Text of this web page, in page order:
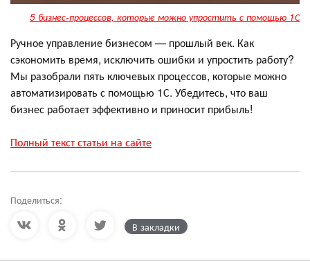
5 бизнес-процессов, которые можно упростить с помощью 1С
Ручное управление бизнесом — прошлый век. Как
сэкономить время, исключить ошибки и упростить работу?
Мы разобрали пять ключевых процессов, которые можно
автоматизировать с помощью 1С. Убедитесь, что ваш
бизнес работает эффективно и приносит прибыль!
Полный текст статьи на сайте
Поделиться:
В закладки